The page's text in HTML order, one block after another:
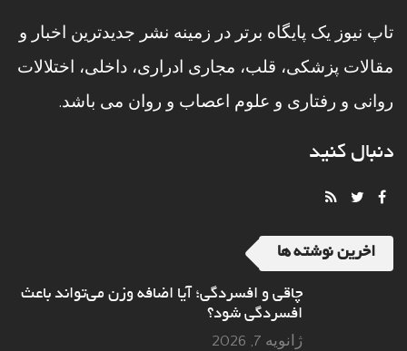
تاپ نیوز یک پایگاه برتر در زمینه نشر جدیدترین اخبار و
مقالات پزشکی، قلب، مجاری ادراری، داخلی، اختلالات
روانی و رفتاری و علوم اعصاب و روان می باشد.
دنبال کنید
اخرین نوشته ها
چاقی و افسردگی؛ آیا اضافه وزن می‌تواند باعث
افسردگی شود؟
ژانویه 7, 2026